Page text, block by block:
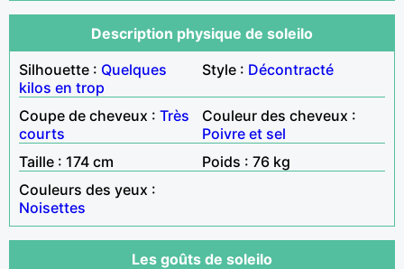
Description physique de soleilo
Silhouette : Quelques
kilos en trop
Style : Décontracté
Coupe de cheveux : Très
courts
Couleur des cheveux :
Poivre et sel
Taille : 174 cm
Poids : 76 kg
Couleurs des yeux :
Noisettes
Les goûts de soleilo